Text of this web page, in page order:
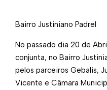
Bairro Justiniano Padrel
No passado dia 20 de
conjunta, no Bairro
pelos parceiros Gebalis,
Vicente e Câmara